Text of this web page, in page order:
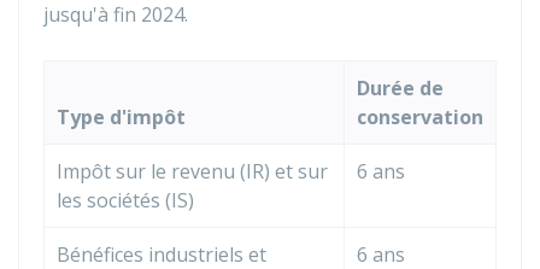
jusqu'à fin 2024.
Type d'impôt
Durée de
conservation
Impôt sur le revenu (IR) et sur
les sociétés (IS)
6 ans
Bénéfices industriels et
6 ans